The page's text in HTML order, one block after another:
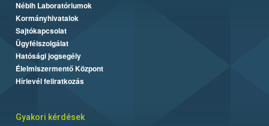
Nébih Laboratóriumok
Kormányhivatalok
Sajtókapcsolat
Ügyfélszolgálat
Hatósági jogsegély
Élelmiszermentő Központ
Hírlevél feliratkozás
Gyakori kérdések